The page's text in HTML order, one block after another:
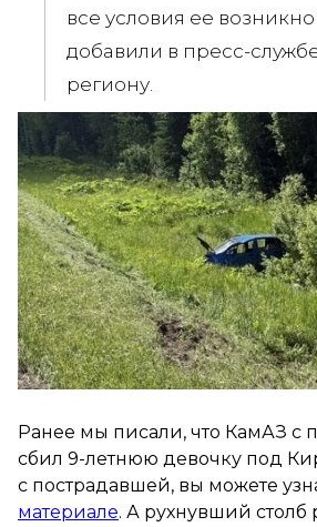
все условия ее
добавили в пресс-
региону.
Ранее мы писали, что КамАЗ с
сбил 9-летнюю девочку под
с пострадавшей, вы можете
материале. А рухнувший столб